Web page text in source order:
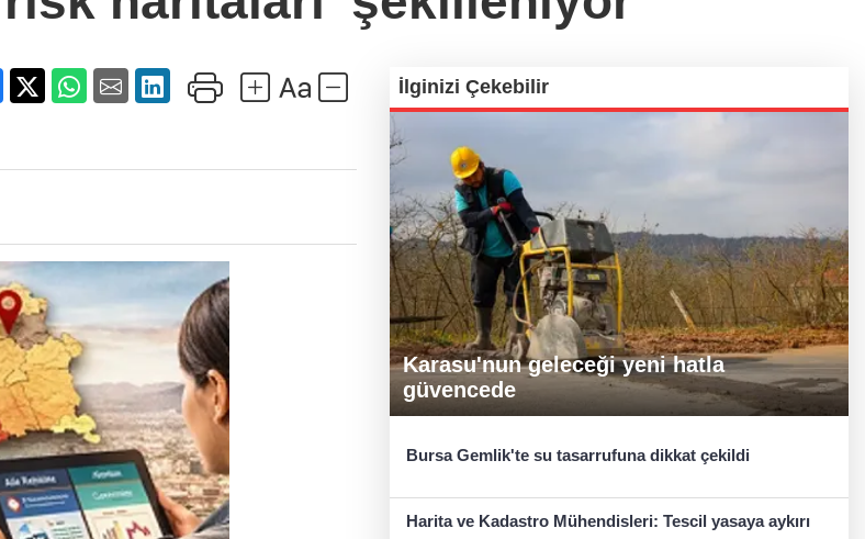
İlginizi Çekebilir
Karasu'nun geleceği yeni hatla
güvencede
Bursa Gemlik'te su tasarrufuna dikkat çekildi
Harita ve Kadastro Mühendisleri: Tescil yasaya aykırı